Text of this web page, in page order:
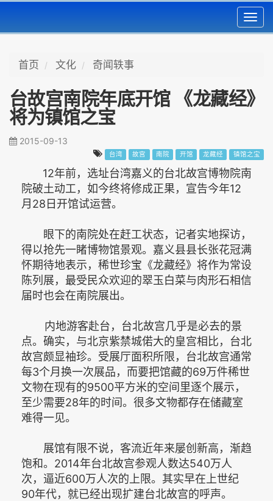
首页 文化 奇闻轶事
台故宫南院年底开馆 《龙藏经》
将为镇馆之宝
2015-09-13
台湾 故宫 南院 开馆 龙藏经 镇馆之宝
12年前，选址台湾嘉义的台北故宫博物院南
院破土动工，如今终将修成正果，宣告今年12
月28日开馆试运营。
眼下的南院处在赶工状态，记者实地探访，
得以抢先一睹博物馆景观。嘉义县县长张花冠满
怀期待地表示，稀世珍宝《龙藏经》将作为常设
陈列展，最受民众欢迎的翠玉白菜与肉形石相信
届时也会在南院展出。
内地游客赴台，台北故宫几乎是必去的景
点。确实，与北京紫禁城偌大的皇宫相比，台北
故宫颇显袖珍。受展厅面积所限，台北故宫通常
每3个月换一次展品，而要把馆藏的69万件稀世
文物在现有的9500平方米的空间里逐个展示，
至少需要28年的时间。很多文物都存在储藏室
难得一见。
展馆有限不说，客流近年来屡创新高，渐趋
饱和。2014年台北故宫参观人数达540万人
次，逼近600万人次的上限。其实早在上世纪
90年代，就已经出现扩建台北故宫的呼声。